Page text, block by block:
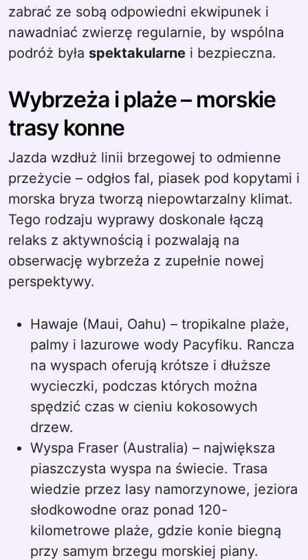
zabrać ze sobą odpowiedni ekwipunek i
nawadniać zwierzę regularnie, by wspólna
podróż była spektakularne i bezpieczna.
Wybrzeża i plaże – morskie
trasy konne
Jazda wzdłuż linii brzegowej to odmienne
przeżycie – odgłos fal, piasek pod kopytami i
morska bryza tworzą niepowtarzalny klimat.
Tego rodzaju wyprawy doskonale łączą
relaks z aktywnością i pozwalają na
obserwację wybrzeża z zupełnie nowej
perspektywy.
Hawaje (Maui, Oahu) – tropikalne plaże,
palmy i lazurowe wody Pacyfiku. Rancza
na wyspach oferują krótsze i dłuższe
wycieczki, podczas których można
spędzić czas w cieniu kokosowych
drzew.
Wyspa Fraser (Australia) – największa
piaszczysta wyspa na świecie. Trasa
wiedzie przez lasy namorzynowe, jeziora
słodkowodne oraz ponad 120-
kilometrowe plaże, gdzie konie biegną
przy samym brzegu morskiej piany.